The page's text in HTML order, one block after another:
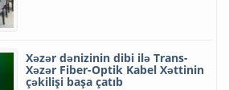
Xəzər dənizinin dibi ilə Trans-
Xəzər Fiber-Optik Kabel Xəttinin
çəkilişi başa çatıb